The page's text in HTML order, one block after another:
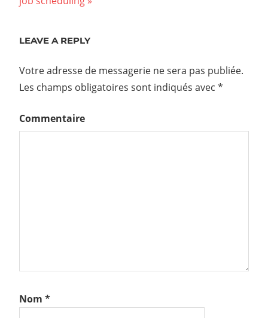
de
LEAVE A REPLY
Votre adresse de messagerie ne sera pas publiée.
Les champs obligatoires sont indiqués avec *
Commentaire
Nom *